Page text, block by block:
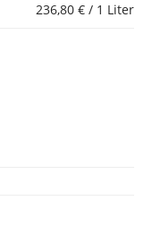
236,80 € / 1 Liter